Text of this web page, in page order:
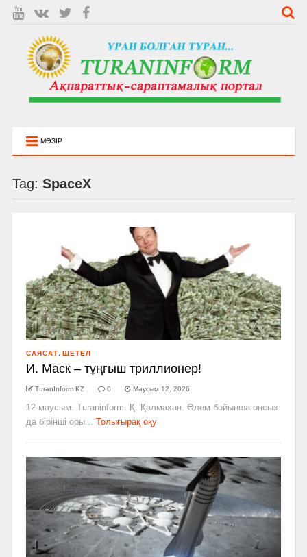
МӘЗІР
Tag: SpaceX
САЯСАТ ШЕТЕЛ
И. Маск – тұңғыш триллионер!
TuranInform KZ 0 Маусым 12, 2026
12-маусым. Turaninform. Қ. Қалмахан. Әлем бойынша онсыз
да бірінші оры...
Толығырақ оқу